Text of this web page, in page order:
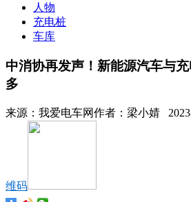
人物
充电桩
车库
中消协再发声！新能源汽车与
多
来源： 我爱电车网作者： 梁小婧
维码